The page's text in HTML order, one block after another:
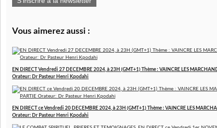
Vous aimerez aussi :
EN DIRECT Vendredi 27 DECEMBRE 2024, à 23H (GMT+1) Thème : VAINCRE LES
Orateur: Dr Pasteur Henri Kpodahi
EN DIRECT ce Vendredi 20 DECEMBRE 2024, à 23H (GMT+1) Thème : VAINCRE LES
Orateur: Dr Pasteur Henri Kpodahi